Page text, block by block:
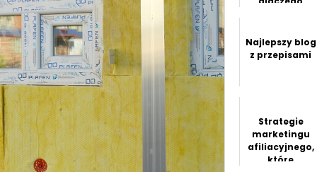
dystansują
produkty z
Najlepszy blog
z przepisami
Strategie
marketingu
afiliacyjnego,
które